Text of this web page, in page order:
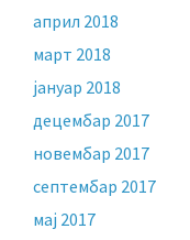
април 2018
март 2018
јануар 2018
децембар 2017
новембар 2017
септембар 2017
мај 2017